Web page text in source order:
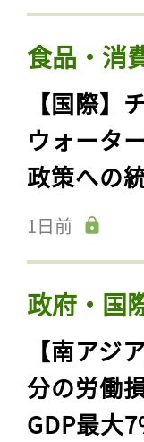
食品・消
【国際】
ウォータ
政策への
1日前
政府・国
【南アジ
分の労働
GDP最大